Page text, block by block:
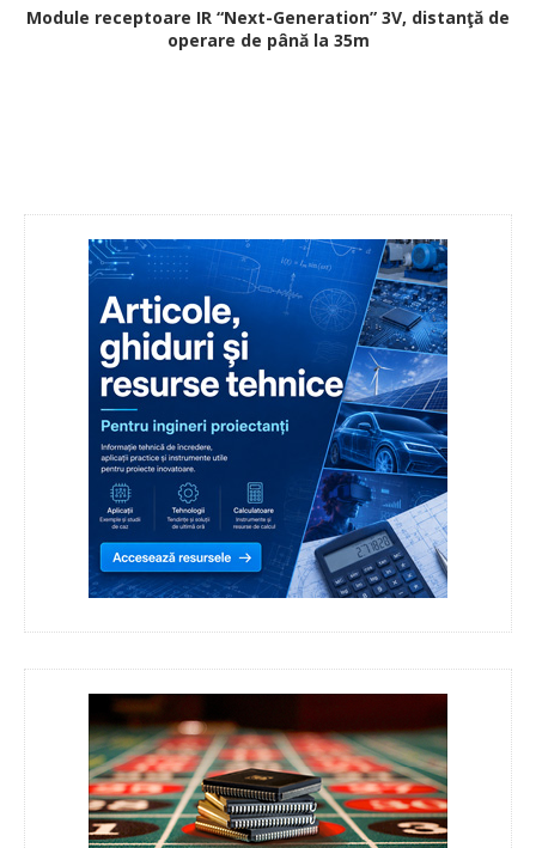
Module receptoare IR “Next-Generation” 3V, distanţă de
operare de până la 35m